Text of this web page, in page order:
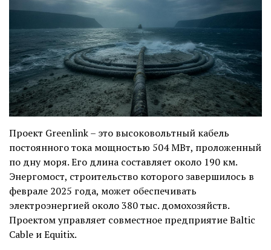
Проект Greenlink – это высоковольтный кабель
постоянного тока мощностью 504 МВт, проложенный
по дну моря. Его длина составляет около 190 км.
Энергомост, строительство которого завершилось в
феврале 2025 года, может обеспечивать
электроэнергией около 380 тыс. домохозяйств.
Проектом управляет совместное предприятие Baltic
Cable и Equitix.